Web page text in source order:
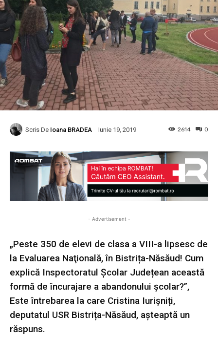
Scris De Ioana BRADEA Iunie 19, 2019 0
2614
- Advertisement -
„Peste 350 de elevi de clasa a VIII-a lipsesc de
la Evaluarea Naţională, în Bistrița-Năsăud! Cum
explică Inspectoratul Școlar Județean această
formă de încurajare a abandonului școlar?”,
Este întrebarea la care Cristina Iurișniți,
deputatul USR Bistrița-Năsăud, așteaptă un
răspuns.